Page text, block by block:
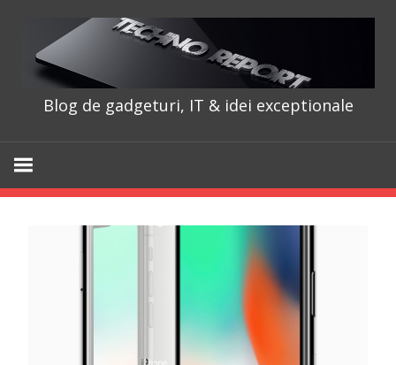
content
Blog de gadgeturi, IT & idei exceptionale